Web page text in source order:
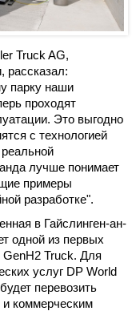
Truck AG,
рассказал:
парку наши
проходят
Это выгодно
с технологией
лучше понимает
примеры
разработке".
в Гайслинген-ан-
одной из первых
Truck. Для
услуг DP World
перевозить
коммерческим